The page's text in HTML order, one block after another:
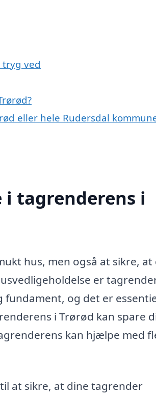
ved
eller hele Rudersdal
i tagrenderens i
hus, men også at sikre, at
er
og det er
i Trørød kan spare
kan hjælpe med
at sikre, at dine tagrender